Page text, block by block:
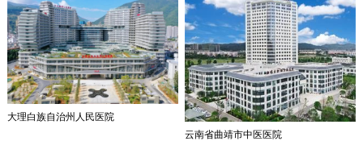
大理白族自治州人民医院
云南省曲靖市中医医院